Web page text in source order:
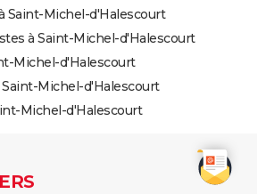
Saint-Michel-d'Halescourt
à Saint-Michel-d'Halescourt
Michel-d'Halescourt
Michel-d'Halescourt
Michel-d'Halescourt